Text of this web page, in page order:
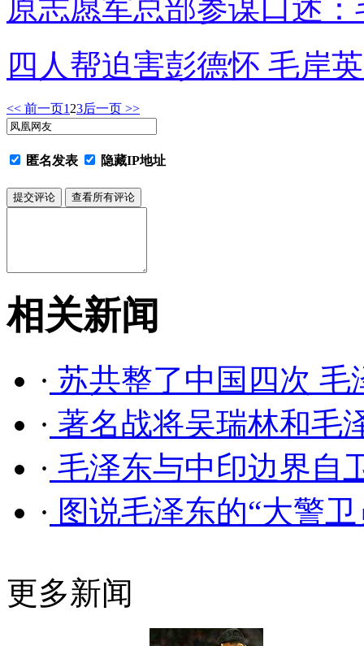
原志愿军总部参谋口述
四人帮迫害彭德怀 毛岸
<< 前一页1 23后一页 >>
匿名发表 隐藏IP地址
相关新闻
· 苏共整了中国四次 毛
· 著名战将吴瑞林和毛
· 毛泽东与中印边界自
· 图说毛泽东的“大警
更多新闻